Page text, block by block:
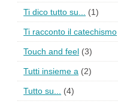
Ti dico tutto su... (1)
Ti racconto il catechismo
Touch and feel (3)
Tutti insieme a (2)
Tutto su... (4)